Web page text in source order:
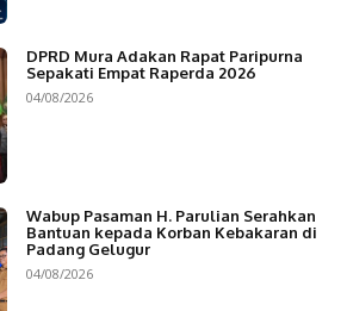
DPRD Mura Adakan Rapat Paripurna
Sepakati Empat Raperda 2026
04/08/2026
Wabup Pasaman H. Parulian Serahkan
Bantuan kepada Korban Kebakaran di
Padang Gelugur
04/08/2026